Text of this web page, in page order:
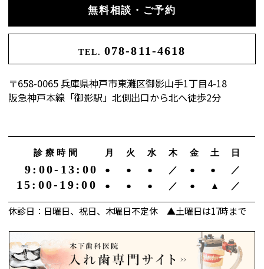
TEL. 078-811-4618
無料相談・ご予約
〒658-0065 兵庫県神戸市東灘区御影山手1丁目4-18
阪急神戸本線「御影駅」北側出口から北へ徒歩2分
診療時間 月 火 水 木 金 土 日
9:00-13:00 ● ● ● ／ ● ● ／
15:00-19:00 ● ● ● ／ ● ▲ ／
休診日：日曜日、祝日、木曜日不定休 ▲土曜日は17時まで